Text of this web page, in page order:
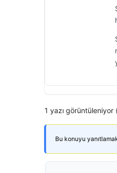
1 yazı görüntüleniyor
Bu konuyu